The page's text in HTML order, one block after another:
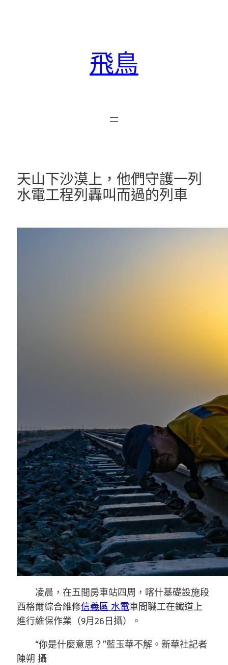
飛鳥
天山下沙漠上，他們守護一列
水電工程列轟叫而過的列車
凌晨，在五間房車站四周，喀什基礎設施段
西格爾綜合維修信義區 水電車間職工在鐵道上
進行維保作業（9月26日攝）。
“你是什麼意思？”藍玉華不解。新華社記者
陳朔 攝